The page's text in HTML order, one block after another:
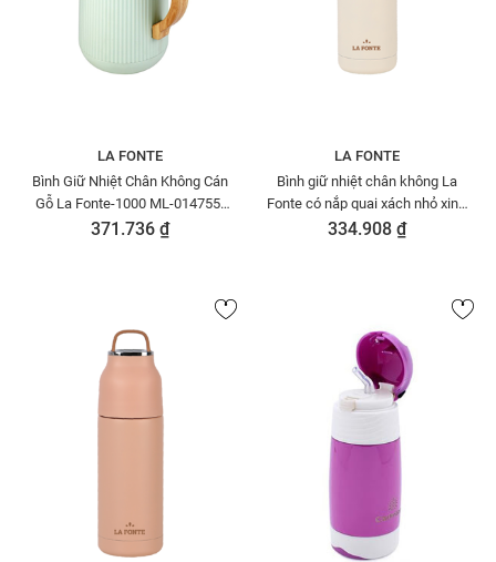
LA FONTE
Bình Giữ Nhiệt Chân Không Cán
Gỗ La Fonte-1000 ML-014755-
GRE
371.736 ₫
LA FONTE
Bình giữ nhiệt chân không La
Fonte có nắp quai xách nhỏ xinh
350ml-010238-BEI
334.908 ₫